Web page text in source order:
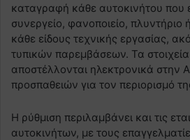
καταγραφή κάθε αυτοκινήτου που
συνεργείο, φανοποιείο, πλυντήριο
κάθε είδους τεχνικής εργασίας,
τυπικών παρεμβάσεων. Τα
αποστέλλονται ηλεκτρονικά στην
προσπαθειών για τον περιορισμό
Η ρύθμιση περιλαμβάνει και τις
αυτοκινήτων, με τους